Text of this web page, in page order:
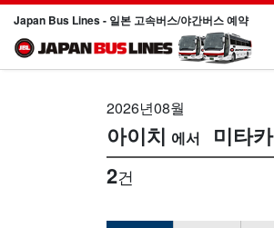
Japan Bus Lines - 일본 고속버스/야간버스 예약
2026년08월
아이치 미타카
2건